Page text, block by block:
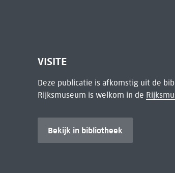
VISITE
Deze publicatie is afkomstig uit de
Rijksmuseum is welkom in de
Bekijk in bibliotheek